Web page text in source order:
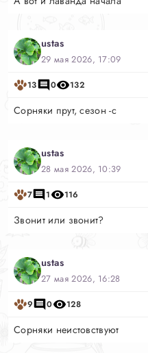
ustas
29 мая 2026, 17:09
13 0 132
Сорняки прут, сезон -с
ustas
28 мая 2026, 10:39
7 1 116
Звонит или звонит?
ustas
27 мая 2026, 16:28
9 0 128
Сорняки неистовствуют